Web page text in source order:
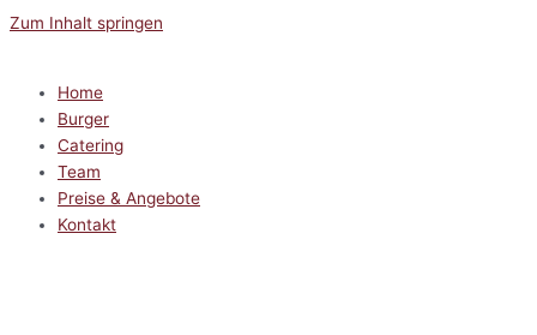
Zum Inhalt springen
Home
Burger
Catering
Team
Preise & Angebote
Kontakt